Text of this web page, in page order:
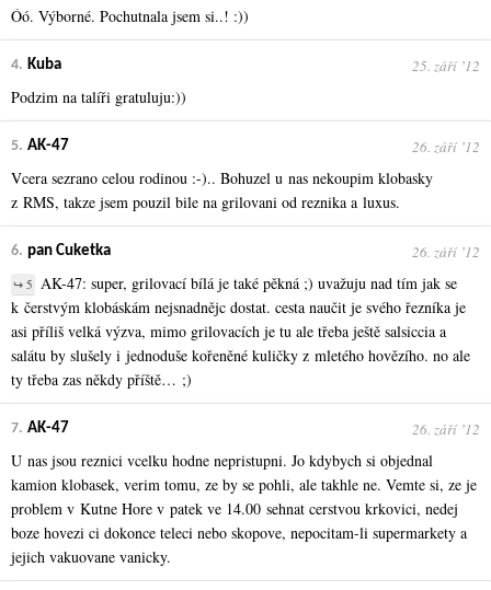
Óó. Výborné. Pochutnala jsem si..! :))
4. Kuba 25. září ʼ12
Podzim na talíři gratuluju:))
5. AK-47 26. září ʼ12
Vcera sezrano celou rodinou :-).. Bohuzel u nas nekoupim klobasky
z RMS, takze jsem pouzil bile na grilovani od reznika a luxus.
6. pan Cuketka 26. září ʼ12
↪ 5 AK-47: super, grilovací bílá je také pěkná ;) uvažuju nad tím jak se
k čerstvým klobáskám nejsnadnějc dostat. cesta naučit je svého řezníka je
asi příliš velká výzva, mimo grilovacích je tu ale třeba ještě salsiccia a
salátu by slušely i jednoduše kořeněné kuličky z mletého hovězího. no ale
ty třeba zas někdy příště… ;)
7. AK-47 26. září ʼ12
U nas jsou reznici vcelku hodne nepristupni. Jo kdybych si objednal
kamion klobasek, verim tomu, ze by se pohli, ale takhle ne. Vemte si, ze je
problem v Kutne Hore v patek ve 14.00 sehnat cerstvou krkovici, nedej
boze hovezi ci dokonce teleci nebo skopove, nepocitam-li supermarkety a
jejich vakuovane vanicky.